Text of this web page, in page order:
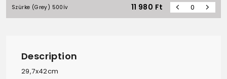
Szürke (Grey) 500ív 11 980 Ft
Description
29,7x42cm